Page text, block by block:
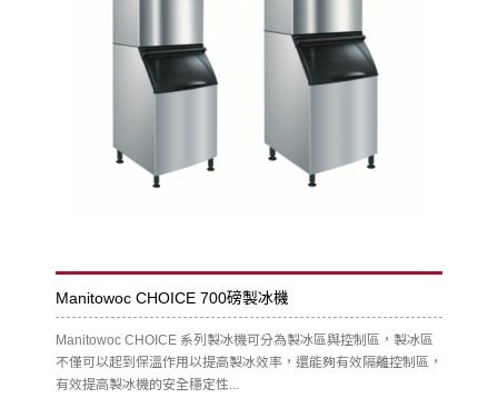
Manitowoc CHOICE 700磅製冰機
Manitowoc CHOICE 系列製冰機可分為製冰區與控制區，製冰區
不僅可以起到保溫作用以提高製冰效率，還能夠有效隔離控制區，
有效提高製冰機的安全穩定性...